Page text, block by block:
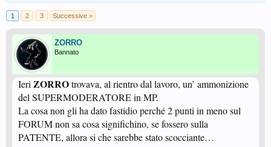
1 2 3 Successive >
ZORRO
Bannato
Ieri ZORROtrovava, al rientro dal lavoro, un’ ammonizione
del SUPERMODERATORE in MP.
La cosa non gli ha dato fastidio perché 2 punti in meno sul
FORUM non sa cosa significhino, se fossero sulla
PATENTE, allora si che sarebbe stato scocciante…